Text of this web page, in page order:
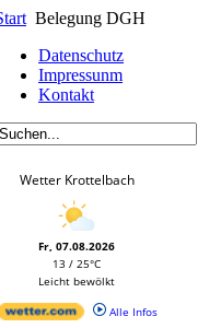
Belegung DGH
Datenschutz
Impressunm
Kontakt
Wetter Krottelbach
Fr, 07.08.2026
13 / 25°C
Leicht bewölkt
Alle Infos